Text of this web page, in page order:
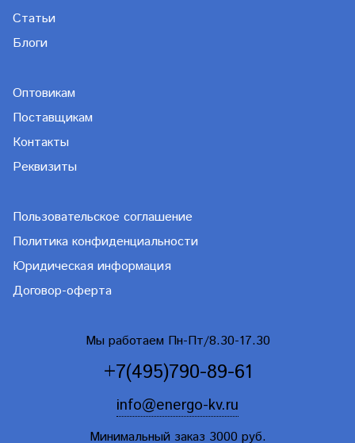
Статьи
Блоги
Оптовикам
Поставщикам
Контакты
Реквизиты
Пользовательское соглашение
Политика конфиденциальности
Юридическая информация
Договор-оферта
Мы работаем Пн-Пт/8.30-17.30
+7(495)790-89-61
info@energo-kv.ru
Минимальный заказ 3000 руб.